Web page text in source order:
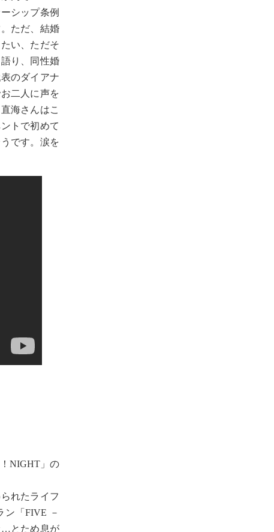
シップ条例
ただ、結婚
い、ただそ
り、同性婚
のダイアナ
二人に声を
海さんはこ
トで初めて
です。涙を
NIGHT」の
れたライフ
「FIVE －
…とため息が